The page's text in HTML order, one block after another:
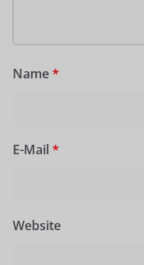
Name*
E-Mail *
Website